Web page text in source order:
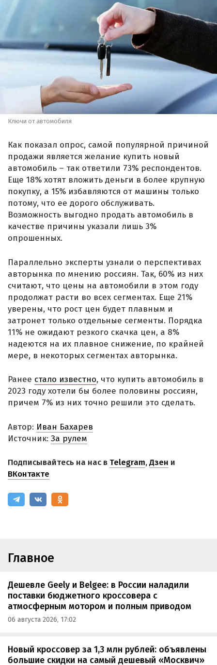
Ключи от автомобиля
Как показал опрос, самой популярной причиной
продажи является желание купить новый
автомобиль – так ответили 73% респондентов.
Еще 18% хотят вложить деньги в более крупную
покупку, а 15% избавляются от машины только
потому, что ее дорого обслуживать.
Возможность выгодно продать автомобиль в
качестве причины указали лишь 3%
опрошенных.
Параллельно эксперты узнали о перспективах
авторынка по мнению россиян. Так, 60% из них
считают, что цены на автомобили в этом году
продолжат расти во всех сегментах. Еще 21%
уверены, что рост цен будет плавным и
затронет только отдельные сегменты. Порядка
11% не ожидают резкого скачка цен, а 8%
надеются на их плавное снижение, по крайней
мере, в некоторых сегментах авторынка.
Ранее стало известно, что купить автомобиль в
2023 году хотели бы более половины россиян,
причем 7% из них точно решили это сделать.
Автор: Иван Бахарев
Источник: За рулем
Подписывайтесь на нас в Telegram,Дзен и
ВКонтакте
Главное
Дешевле Geely и Belgee: в России наладили
поставки бюджетного кроссовера с
атмосферным мотором и полным приводом
06 августа 2026, 17:02
Новый кроссовер за 1,3 млн рублей: объявлены
большие скидки на самый дешевый «Москвич»